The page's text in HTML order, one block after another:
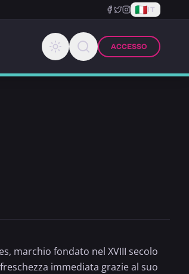
IT
ACCESSO
marchio fondato nel XVIII secolo
immediata grazie al suo